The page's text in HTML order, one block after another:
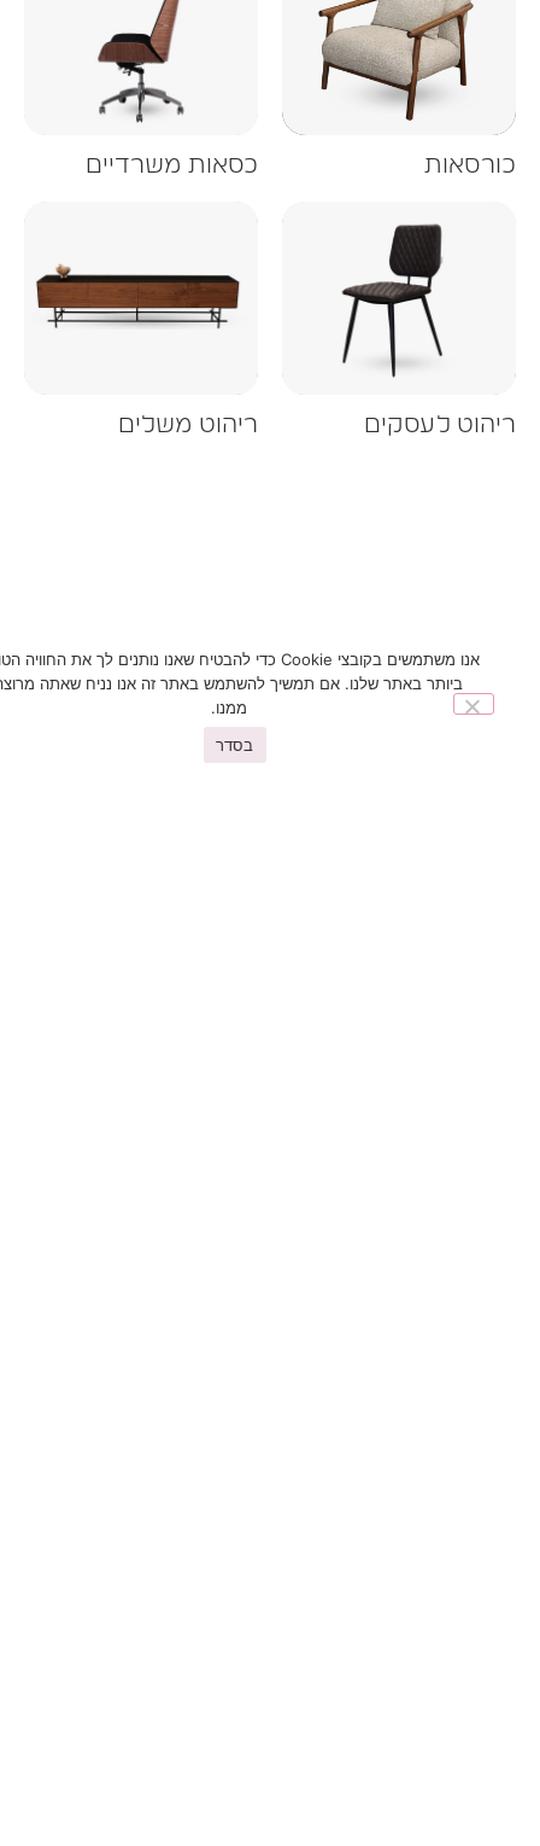
כסאות משרדיים
לעסקים ריהוט משלים
אנו משתמשים בקובצי Cookie כדי להבטיח שאנו נותנים לך את החוויה הטובה
ביותר באתר שלנו. אם תמשיך להשתמש באתר זה אנו נניח שאתה מרוצה
ממנו.
בסדר